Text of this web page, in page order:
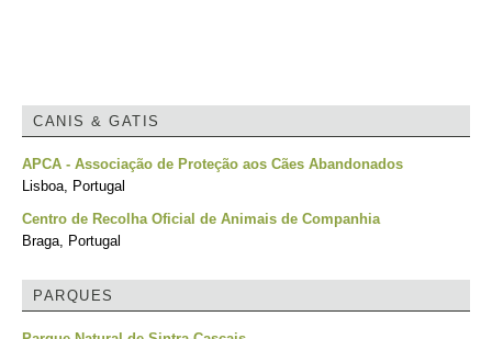
CANIS & GATIS
APCA - Associação de Proteção aos Cães Abandonados
Lisboa, Portugal
Centro de Recolha Oficial de Animais de Companhia
Braga, Portugal
PARQUES